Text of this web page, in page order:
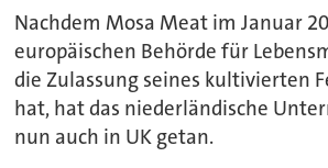
Nachdem Mosa Meat im Januar
europäischen Behörde für
die Zulassung seines kultivierten
hat, hat das niederländische
nun auch in UK getan.